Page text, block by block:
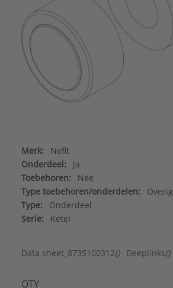
Merk:
Nefit
Onderdeel:
Ja
Toebehoren:
Nee
Type toebehoren/onderdelen:
Overig
Type:
Onderdeel
Serie:
Ketel
Data sheet_8735100312() Deeplinks()
QTY